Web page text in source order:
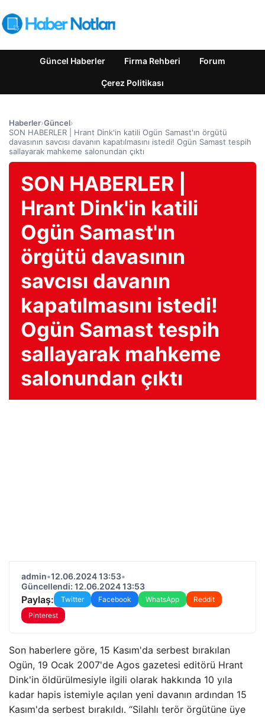
Güncel Haberler Firma Rehberi Forum
Çerez Politikası
Haberler›Güncel›
SON HABERLER | Hrant Dink'in katili Ogün Samast'ın örgütü
davasının savcısı davanın kapatılmasını istedi! Ogün Samast tespih
sallayarak mahkeme salonundan çıktı
SON HABERLER |
Hrant Dink'in katili
Ogün Samast'ın
örgütü davasının
savcısı davanın
kapatılmasını istedi!
Ogün Samast tespih
sallayarak mahkeme
salonundan çıktı
admin•12.06.2024 13:53•
Güncellendi: 12.06.2024 13:53
Paylaş: Twitter Facebook WhatsApp
Reddit
Pinterest
Son haberlere göre, 15 Kasım'da serbest bırakılan
Ogün, 19 Ocak 2007'de Agos gazetesi editörü Hrant
Dink'in öldürülmesiyle ilgili olarak hakkında 10 yıla
kadar hapis istemiyle açılan yeni davanın ardından 15
Kasım'da serbest bırakıldı. “Silahlı terör örgütüne üye